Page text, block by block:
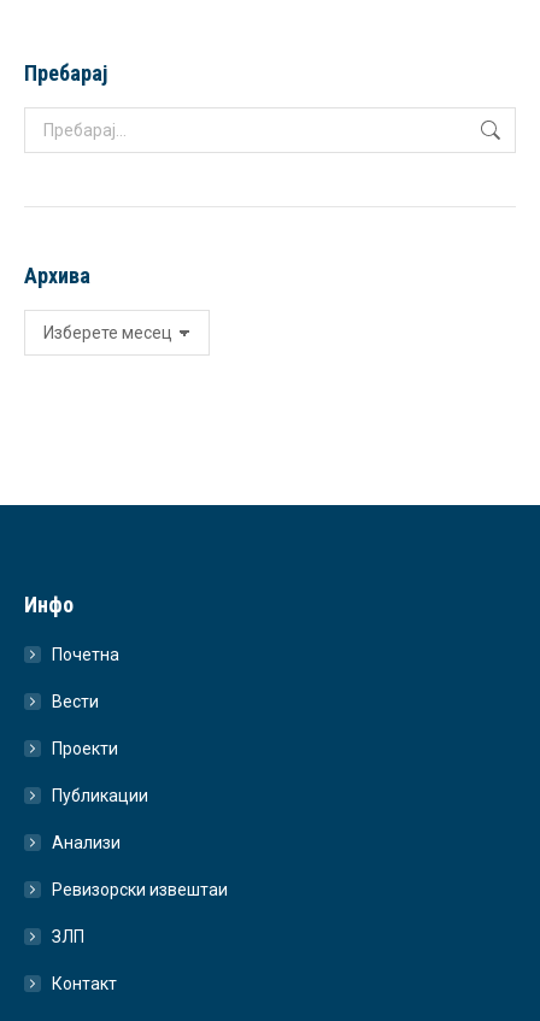
Пребарај
Search:
Архива
Архива
Инфо
Почетна
Вести
Проекти
Публикации
Анализи
Ревизорски извештаи
ЗЛП
Контакт